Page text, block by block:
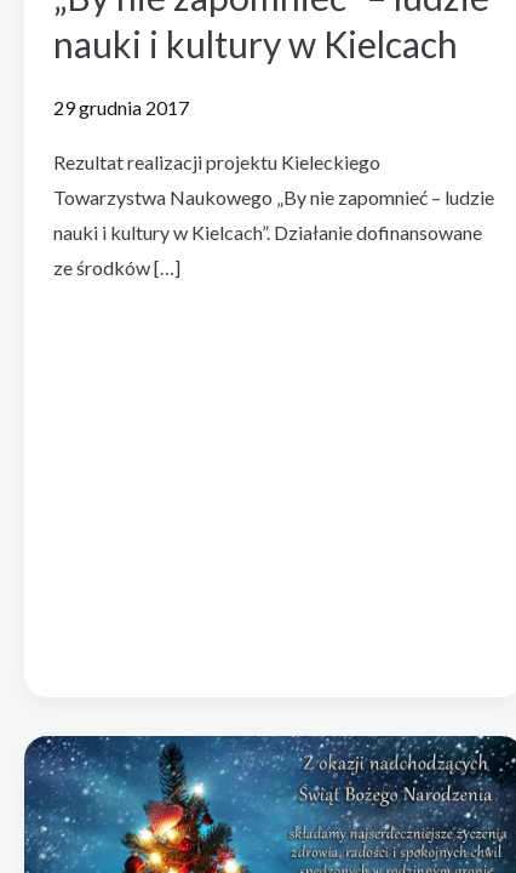
nauki i kultury w Kielcach
29 grudnia 2017
Rezultat realizacji projektu Kieleckiego
Towarzystwa Naukowego „By nie zapomnieć – ludzie
nauki i kultury w Kielcach”. Działanie dofinansowane
ze środków […]